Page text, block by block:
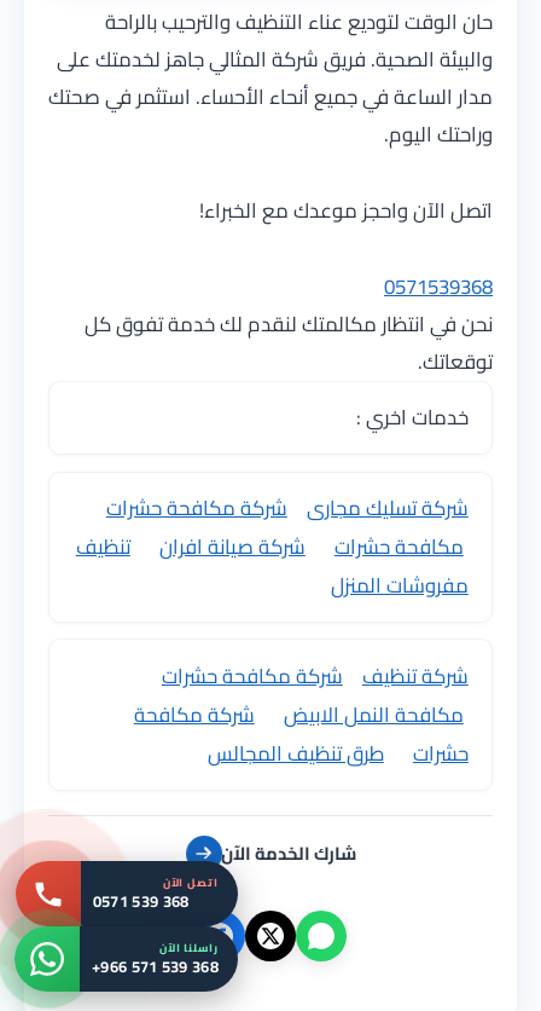
حان الوقت لتوديع عناء التنظيف والترحيب بالراحة
والبيئة الصحية. فريق شركة المثالي جاهز لخدمتك على
مدار الساعة في جميع أنحاء الأحساء. استثمر في صحتك
وراحتك اليوم.
اتصل الآن واحجز موعدك مع الخبراء!
0571539368
نحن في انتظار مكالمتك لنقدم لك خدمة تفوق كل
توقعاتك.
خدمات اخري :
شركة تسليك مجارى شركة مكافحة حشرات
مكافحة حشرات
شركة صيانة افران
تنظيف
مفروشات المنزل
شركة تنظيف شركة مكافحة حشرات
مكافحة النمل الابيض
شركة مكافحة
حشرات
طرق تنظيف المجالس
شارك الخدمة الآن
اتصل الآن
0571 539 368
راسلنا الآن
+966 571 539 368